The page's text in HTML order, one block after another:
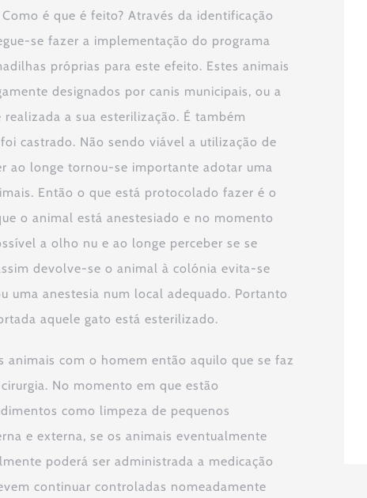
é que é feito? Através da identificação
se fazer a implementação do programa
próprias para este efeito. Estes animais
designados por canis municipais, ou a
a sua esterilização. É também
castrado. Não sendo viável a utilização de
ao longe tornou-se importante adotar uma
Então o que está protocolado fazer é o
o animal está anestesiado e no momento
a olho nu e ao longe perceber se se
devolve-se o animal à colónia evita-se
uma anestesia num local adequado. Portanto
aquele gato está esterilizado.
com o homem então aquilo que se faz
No momento em que estão
como limpeza de pequenos
e externa, se os animais eventualmente
poderá ser administrada a medicação
continuar controladas nomeadamente